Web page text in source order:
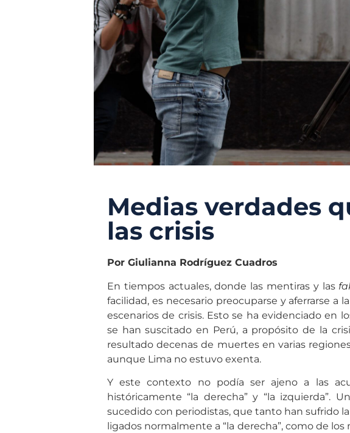
Medias verdades
las crisis
Por Giulianna Rodríguez Cuadros
En tiempos actuales, donde las mentiras y las
facilidad, es necesario preocuparse y aferrarse a
escenarios de crisis. Esto se ha evidenciado en
se han suscitado en Perú, a propósito de la
resultado decenas de muertes en varias
aunque Lima no estuvo exenta.
Y este contexto no podía ser ajeno a las
históricamente “la derecha” y “la izquierda”.
sucedido con periodistas, que tanto han sufrido
ligados normalmente a “la derecha”, como de